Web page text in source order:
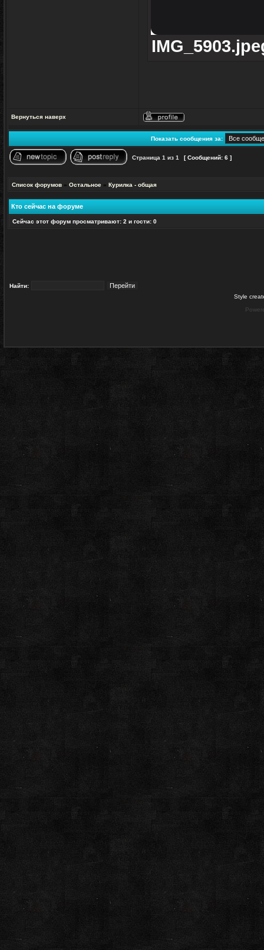
Вернуться наверх
Показать сообщения за:
Страница 1 из 1 [ Сообщений: 6 ]
Список форумов » Остальное » Курилка - общая
Кто сейчас на форуме
Сейчас этот форум просматривают: 2 и гости: 0
Найти:
Style